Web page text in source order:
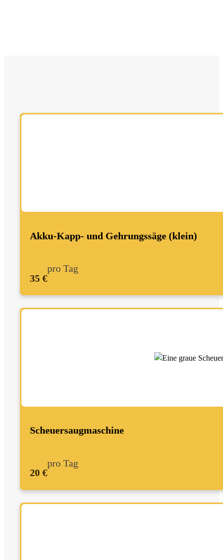
Akku-Kapp- und Gehrungssäge (klein)
35 €
pro Tag
Scheuersaugmaschine
20 €
pro Tag